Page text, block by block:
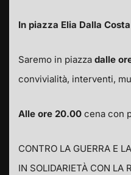
In piazza Elia Dalla Costa
Saremo in piazza dalle
convivialità, interventi,
Alle ore 20.00 cena con
CONTRO LA GUERRA E
IN SOLIDARIETÀ CON LA